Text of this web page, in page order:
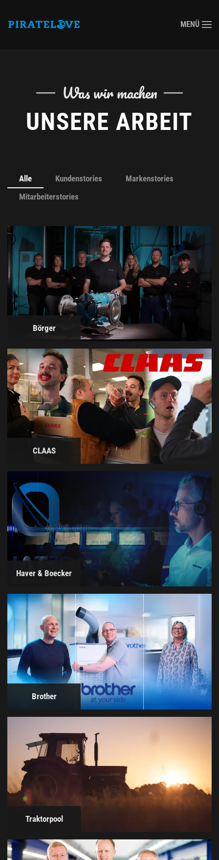
MENÜ
Was wir machen
UNSERE ARBEIT
Alle Kundenstories
Markenstories
Mitarbeiterstories
Börger
CLAAS
Haver & Boecker
Brother
Traktorpool